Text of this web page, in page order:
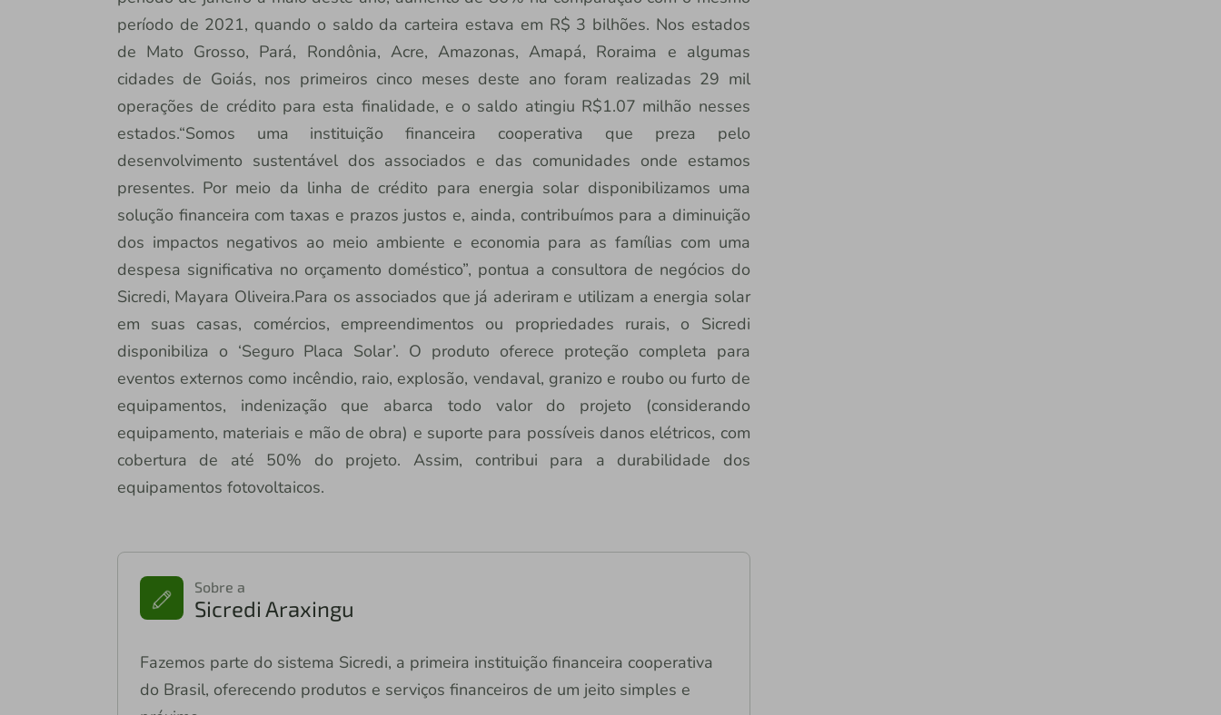
período de 2021, quando o saldo da carteira estava em R$ 3 bilhões. Nos estados
de Mato Grosso, Pará, Rondônia, Acre, Amazonas, Amapá, Roraima e algumas
cidades de Goiás, nos primeiros cinco meses deste ano foram realizadas 29 mil
operações de crédito para esta finalidade, e o saldo atingiu R$1.07 milhão nesses
estados.“Somos uma instituição financeira cooperativa que preza pelo
desenvolvimento sustentável dos associados e das comunidades onde estamos
presentes. Por meio da linha de crédito para energia solar disponibilizamos uma
solução financeira com taxas e prazos justos e, ainda, contribuímos para a diminuição
dos impactos negativos ao meio ambiente e economia para as famílias com uma
despesa significativa no orçamento doméstico”, pontua a consultora de negócios do
Sicredi, Mayara Oliveira.Para os associados que já aderiram e utilizam a energia solar
em suas casas, comércios, empreendimentos ou propriedades rurais, o Sicredi
disponibiliza o ‘Seguro Placa Solar’. O produto oferece proteção completa para
eventos externos como incêndio, raio, explosão, vendaval, granizo e roubo ou furto de
equipamentos, indenização que abarca todo valor do projeto (considerando
equipamento, materiais e mão de obra) e suporte para possíveis danos elétricos, com
cobertura de até 50% do projeto. Assim, contribui para a durabilidade dos
equipamentos fotovoltaicos.
Sobre a
Sicredi Araxingu
Fazemos parte do sistema Sicredi, a primeira instituição financeira cooperativa
do Brasil, oferecendo produtos e serviços financeiros de um jeito simples e